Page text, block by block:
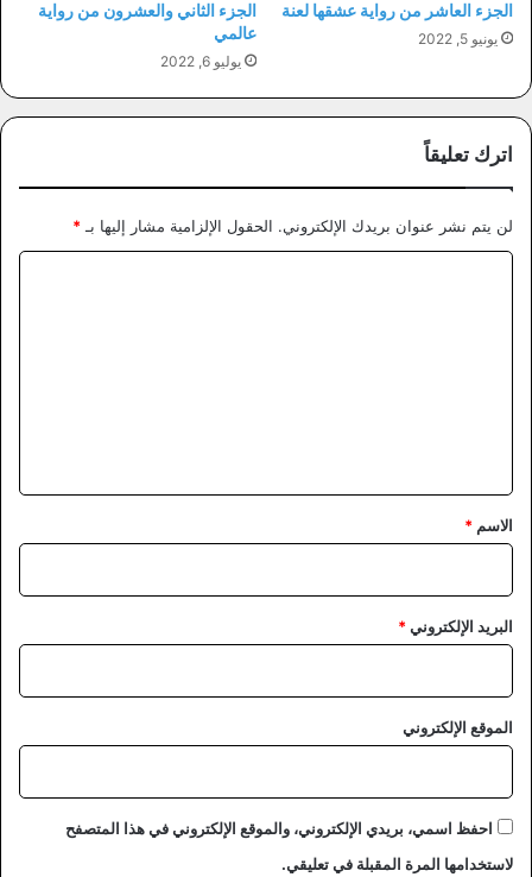
الجزء العاشر من رواية عشقها لعنة
يونيو 5, 2022
الجزء الثاني والعشرون من رواية
عالمي
يوليو 6, 2022
اترك تعليقاً
لن يتم نشر عنوان بريدك الإلكتروني. الحقول الإلزامية مشار إليها بـ *
*
الاسم *
البريد الإلكتروني*
الموقع الإلكتروني
احفظ اسمي، بريدي الإلكتروني، والموقع الإلكتروني في هذا المتصفح
لاستخدامها المرة المقبلة في تعليقي.